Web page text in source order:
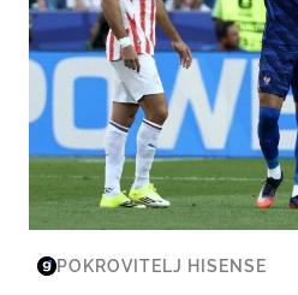
POKROVITELJ HISENSE